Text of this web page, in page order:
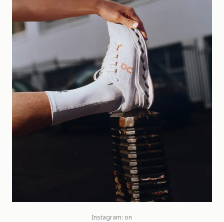
Instagram: on